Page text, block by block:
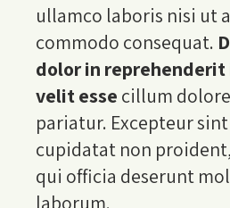
ullamco laboris nisi ut
commodo consequat.
dolor in
velit esse cillum
pariatur. Excepteur
cupidatat non
qui officia deserunt
laborum.